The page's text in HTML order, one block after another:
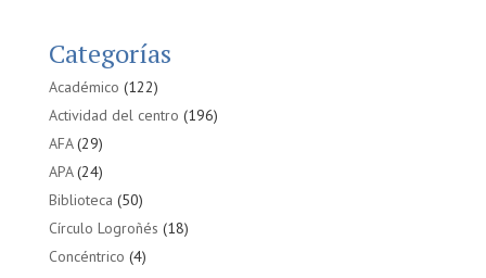
Categorías
Académico (122)
Actividad del centro (196)
AFA(29)
APA(24)
Biblioteca (50)
Círculo Logroñés (18)
Concéntrico (4)